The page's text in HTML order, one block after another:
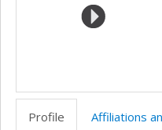
recherche
de
recherche
Profile Affiliations